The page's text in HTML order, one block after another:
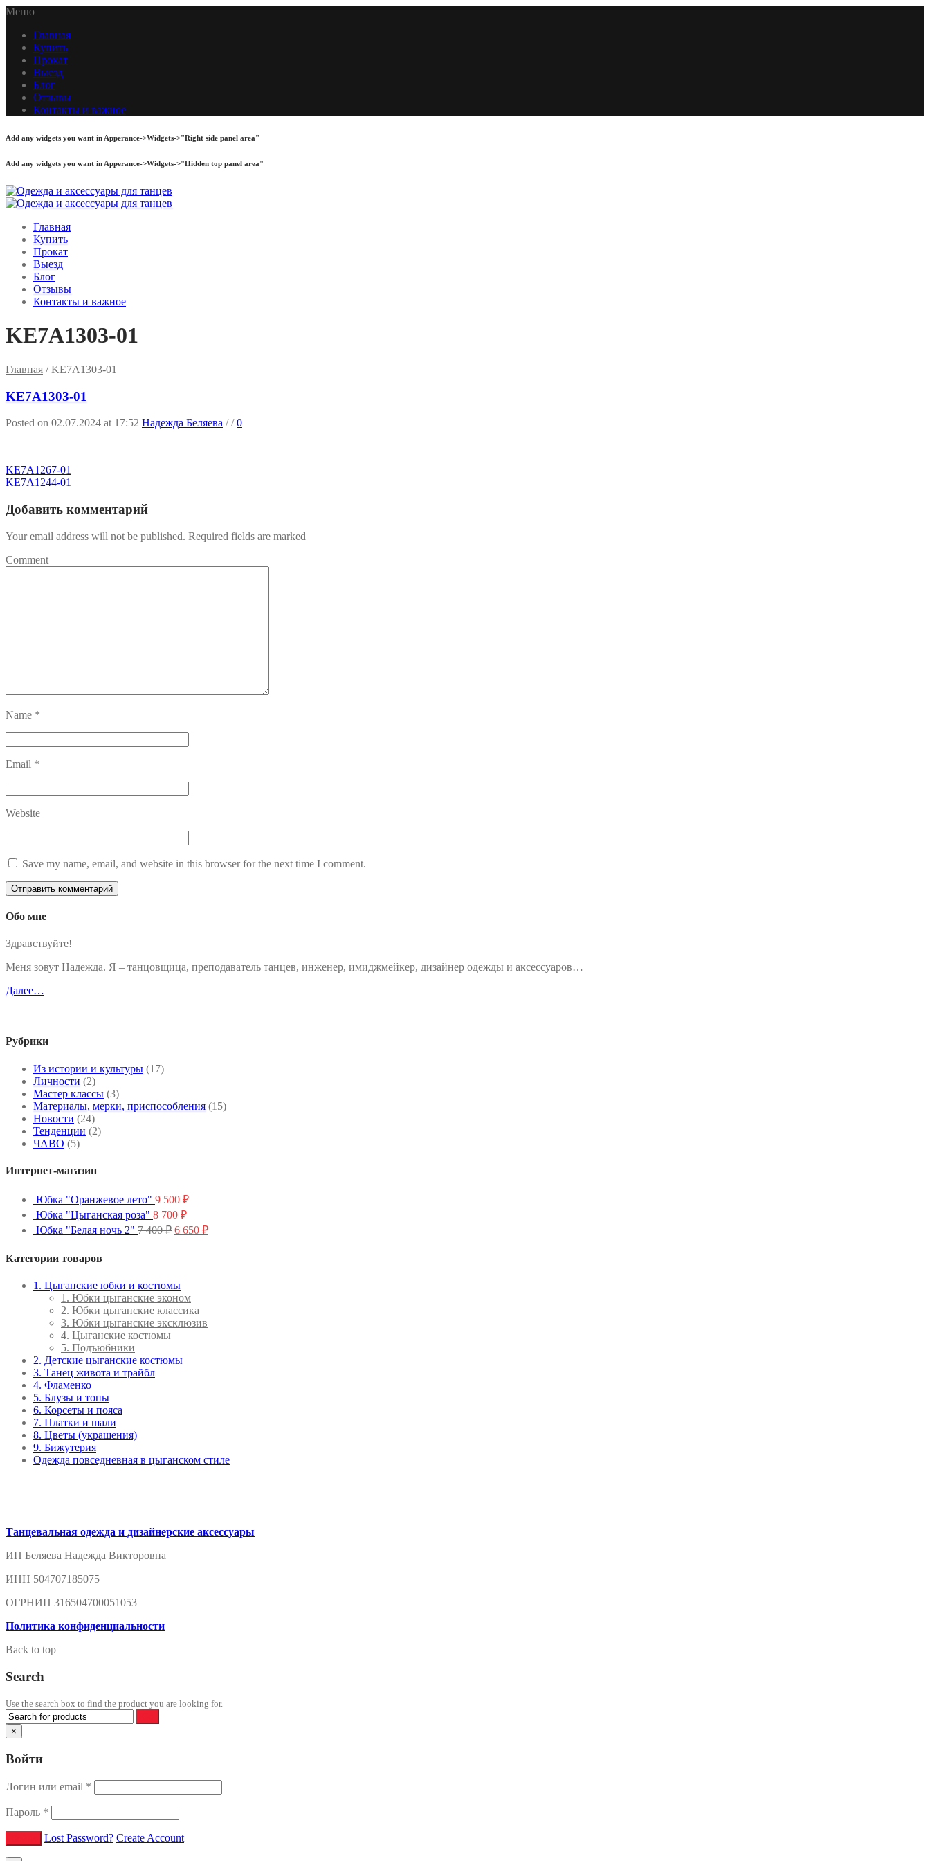
Меню
Главная
Купить
Прокат
Выезд
Блог
Отзывы
Контакты и важное
Add any widgets you want in Apperance->Widgets->"Right side panel area"
Add any widgets you want in Apperance->Widgets->"Hidden top panel area"
Главная
Купить
Прокат
Выезд
Блог
Отзывы
Контакты и важное
KE7A1303-01
Главная / KE7A1303-01
KE7A1303-01
Posted on 02.07.2024 at 17:52 Надежда Беляева //0
KE7A1267-01
KE7A1244-01
Добавить комментарий
Your email address will not be published. Required fields are marked
Comment
Name *
Email *
Website
Save my name, email, and website in this browser for the next time I comment.
Обо мне
Здравствуйте!
Меня зовут Надежда. Я – танцовщица, преподаватель танцев, инженер, имиджмейкер, дизайнер одежды и аксессуаров…
Далее…
Рубрики
Из истории и культуры (17)
Личности (2)
Мастер классы (3)
Материалы, мерки, приспособления (15)
Новости (24)
Тенденции (2)
ЧАВО (5)
Интернет-магазин
Юбка "Оранжевое лето" 9 500 ₽
Юбка "Цыганская роза" 8 700 ₽
Юбка "Белая ночь 2" 7 400₽ Первоначальная
6 650 ₽Текущая
Категории товаров
1. Цыганские юбки и костюмы
1. Юбки цыганские эконом
2. Юбки цыганские классика
3. Юбки цыганские эксклюзив
4. Цыганские костюмы
5. Подъюбники
2. Детские цыганские костюмы
3. Танец живота и трайбл
4. Фламенко
5. Блузы и топы
6. Корсеты и пояса
7. Платки и шали
8. Цветы (украшения)
9. Бижутерия
Одежда повседневная в цыганском стиле
Танцевальная одежда и дизайнерские аксессуары
ИП Беляева Надежда Викторовна
ИНН 504707185075
ОГРНИП 316504700051053
Политика конфиденциальности
Back to top
Search
Use the search box to find the product you are looking for.
×
Войти
Логин или email *
Пароль *
Lost Password? Create Account